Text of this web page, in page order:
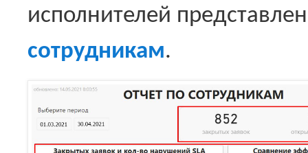
исполнителей
сотрудникам.